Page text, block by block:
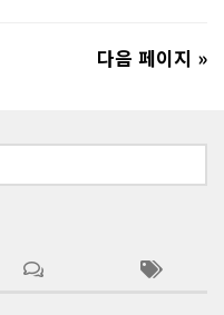
다음 페이지 »